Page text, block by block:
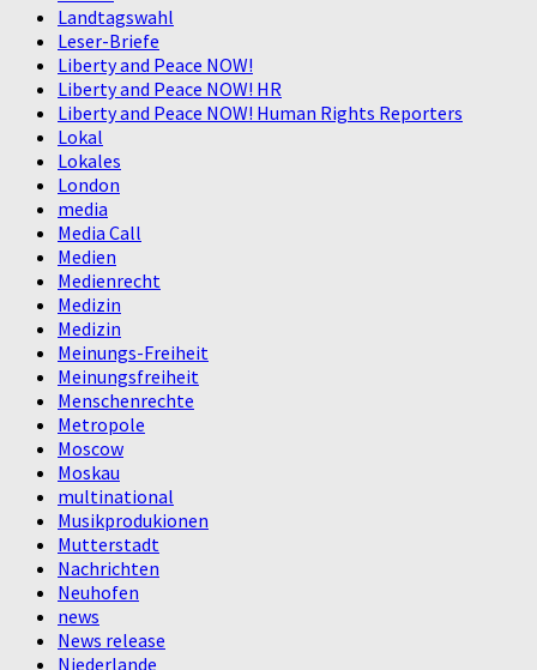
Landtagswahl
Leser-Briefe
Liberty and Peace NOW!
Liberty and Peace NOW! HR
Liberty and Peace NOW! Human Rights Reporters
Lokal
Lokales
London
media
Media Call
Medien
Medienrecht
Medizin
Medizin
Meinungs-Freiheit
Meinungsfreiheit
Menschenrechte
Metropole
Moscow
Moskau
multinational
Musikprodukionen
Mutterstadt
Nachrichten
Neuhofen
news
News release
Niederlande